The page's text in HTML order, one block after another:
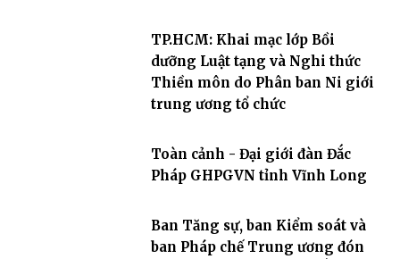
TP.HCM: Khai mạc lớp Bồi
dưỡng Luật tạng và Nghi thức
Thiền môn do Phân ban Ni giới
trung ương tổ chức
Toàn cảnh - Đại giới đàn Đắc
Pháp GHPGVN tỉnh Vĩnh Long
Ban Tăng sự, ban Kiểm soát và
ban Pháp chế Trung ương đón